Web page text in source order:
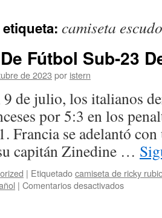
camiseta
Fútbol Sub-23
de 2023 por istern
de julio, los italianos
por 5:3 en los
Francia se adelantó
capitán Zinedine …
| Etiquetadocamiseta de ricky
| Comentarios desactivadosen